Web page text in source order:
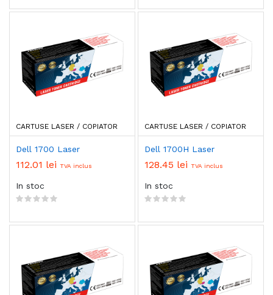
CARTUSE LASER / COPIATOR
Dell 1700 Laser
112.01 lei TVA inclus
In stoc
CARTUSE LASER / COPIATOR
Dell 1700H Laser
128.45 lei TVA inclus
In stoc